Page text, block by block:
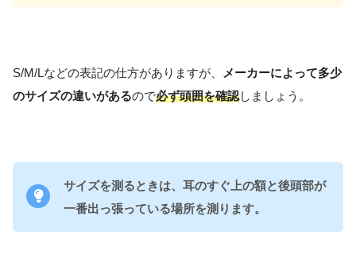
S/M/Lなどの表記の仕方がありますが、
メーカーによって多少
のサイズの違いがあるので必ず頭囲を確認しましょう。
サイズを測るときは、耳のすぐ上の額と後頭部が
一番出っ張っている場所を測ります。